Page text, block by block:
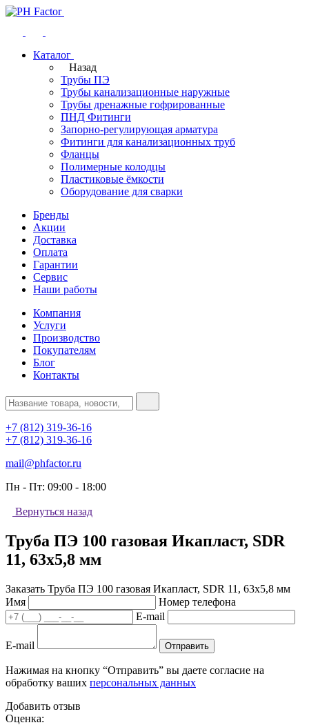
Каталог
Назад
Трубы ПЭ
Трубы канализационные наружные
Трубы дренажные гофрированные
ПНД Фитинги
Запорно-регулирующая арматура
Фитинги для канализационных труб
Фланцы
Полимерные колодцы
Пластиковые ёмкости
Оборудование для сварки
Бренды
Акции
Доставка
Оплата
Гарантии
Сервис
Наши работы
Компания
Услуги
Производство
Покупателям
Блог
Контакты
+7 (812) 319-36-16
+7 (812) 319-36-16
mail@phfactor.ru
Пн - Пт: 09:00 - 18:00
Вернуться назад
Труба ПЭ 100 газовая Икапласт, SDR
11, 63х5,8 мм
Заказать Труба ПЭ 100 газовая Икапласт, SDR 11, 63х5,8 мм
Имя
Номер телефона
E-mail
E-mail Отправить
Нажимая на кнопку “Отправить” вы даете согласие на
обработку ваших персональных данных
Добавить отзыв
Оценка: